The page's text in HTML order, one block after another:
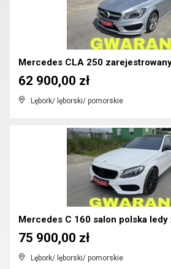
Lębork/ lęborski/ pomorskie
62 900,00 zł
Mercedes C 160 salon polska ledy
Lębork/ lęborski/ pomorskie
75 900,00 zł